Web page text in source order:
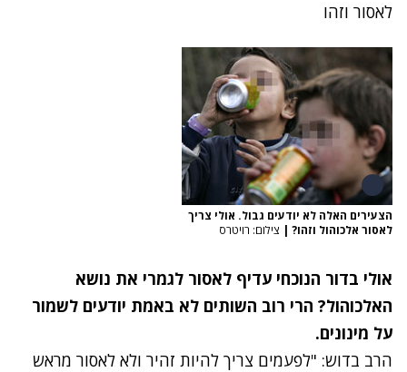
לאסור וזהו
הצעירים האלה לא יודעים גבול. אולי צריך
לאסור אלכוהול וזהו? | צילום: רויטרס
אולי בדור הנוכחי עדיף לאסור לגמרי את נושא
האלכוהול? הרי רוב השותים לא באמת יודעים לשמור
על מינונים.
הרב בדוש: "לפעמים צריך להיות זהיר ולא לאסור מראש